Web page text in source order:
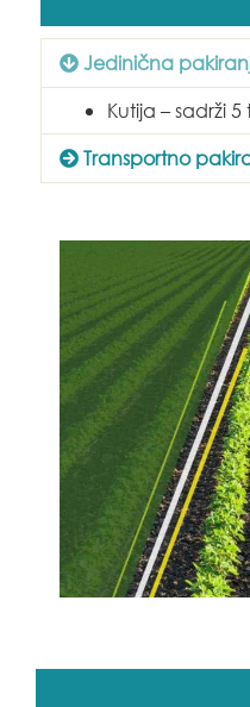
Jedinična
Kutija – sadrži
Transportno